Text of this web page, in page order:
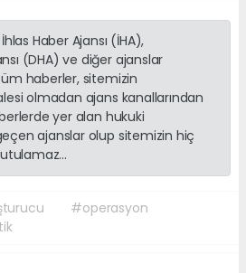
Haber Ajansı (İHA),
(DHA) ve diğer ajanslar
haberler, sitemizin
olmadan ajans kanallarından
yer alan hukuki
ajanslar olup sitemizin hiç
#operasyon